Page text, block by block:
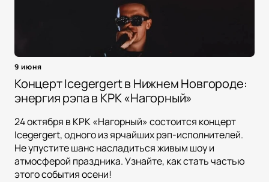
9 июня
Концерт Icegergert в Нижнем Новгороде:
энергия рэпа в КРК «Нагорный»
24 октября в КРК «Нагорный» состоится концерт
Icegergert, одного из ярчайших рэп-исполнителей.
Не упустите шанс насладиться живым шоу и
атмосферой праздника. Узнайте, как стать частью
этого события осени!